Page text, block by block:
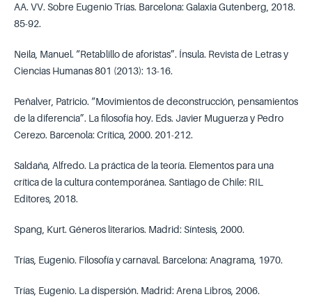
AA. VV. Sobre Eugenio Trías. Barcelona: Galaxia Gutenberg, 2018.
85-92.
Neila, Manuel. “Retablillo de aforistas”. Ínsula. Revista de Letras y
Ciencias Humanas 801 (2013): 13-16.
Peñalver, Patricio. “Movimientos de deconstrucción, pensamientos
de la diferencia”. La filosofía hoy. Eds. Javier Muguerza y Pedro
Cerezo. Barcenola: Crítica, 2000. 201-212.
Saldaña, Alfredo. La práctica de la teoría. Elementos para una
crítica de la cultura contemporánea. Santiago de Chile: RIL
Editores, 2018.
Spang, Kurt. Géneros literarios. Madrid: Síntesis, 2000.
Trías, Eugenio. Filosofía y carnaval. Barcelona: Anagrama, 1970.
Trías, Eugenio. La dispersión. Madrid: Arena Libros, 2006.